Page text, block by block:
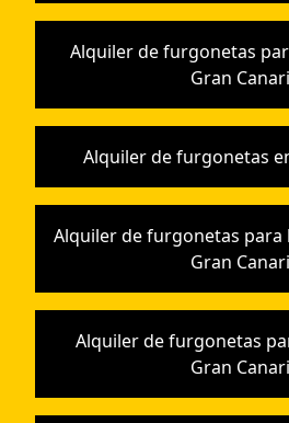
Alquiler de furgonetas
Gran
Alquiler de furgonetas
Alquiler de furgonetas para
Gran
Alquiler de furgonetas
Gran